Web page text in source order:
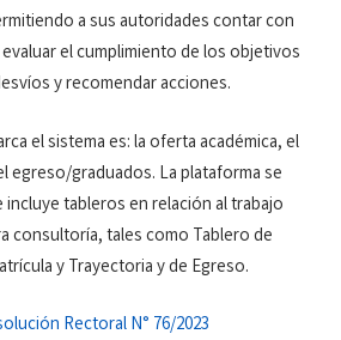
a sus autoridades contar con
el cumplimiento de los objetivos
y recomendar acciones.
el sistema es: la oferta académica, el
egreso/graduados. La plataforma se
incluye tableros en relación al trabajo
consultoría, tales como Tablero de
y Trayectoria y de Egreso.
Rectoral N° 76/2023